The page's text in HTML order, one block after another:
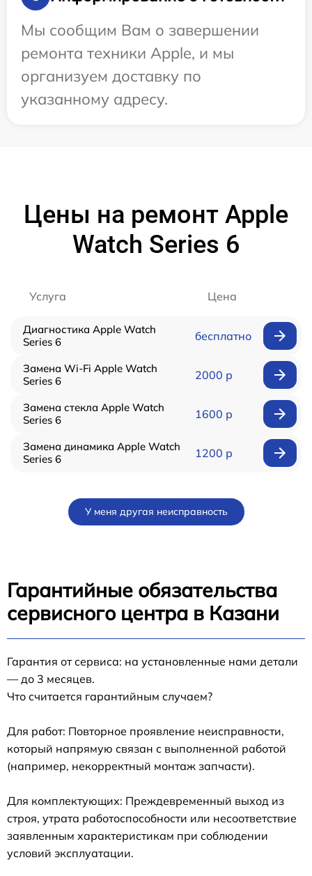
Мы сообщим Вам о завершении
ремонта техники Apple, и мы
организуем доставку по
указанному адресу.
Цены на ремонт Apple
Watch Series 6
Услуга Цена
Диагностика Apple Watch
Series 6
бесплатно
Замена Wi-Fi Apple Watch
Series 6
2000 р
Замена стекла Apple Watch
Series 6
1600 р
Замена динамика Apple Watch
Series 6
1200 р
У меня другая неисправность
Гарантийные обязательства
сервисного центра в Казани
Гарантия от сервиса: на установленные нами детали
— до 3 месяцев.
Что считается гарантийным случаем?
Для работ: Повторное проявление неисправности,
который напрямую связан с выполненной работой
(например, некорректный монтаж запчасти).
Для комплектующих: Преждевременный выход из
строя, утрата работоспособности или несоответствие
заявленным характеристикам при соблюдении
условий эксплуатации.